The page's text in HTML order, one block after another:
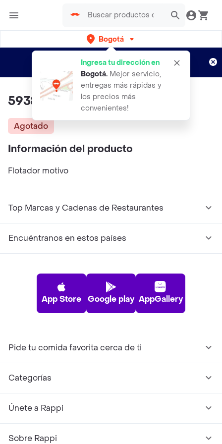
Bogotá
Ingresa tu dirección en
Bogotá. Mejor servicio,
entregas más rápidas y
los precios más
convenientes!
envíos gratis por semanas
Aplican TyC
59380 Flotador Motivo
Agotado
Información del producto
Flotador motivo
Top Marcas y Cadenas de Restaurantes
Encuéntranos en estos países
App Store Google play AppGallery
Pide tu comida favorita cerca de ti
Categorías
Únete a Rappi
Sobre Rappi